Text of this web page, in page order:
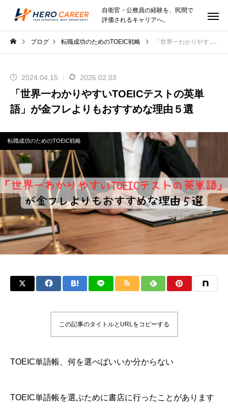
自衛官・公務員の経験を、民間で
評価されるキャリアへ。
ブログ 転職成功のためのTOEIC戦略 「世界一わかりやすいTOEICテストの英単語」が金フレよりもおすすめな理由５選
2024.04.15 2026.02.03
「世界一わかりやすいTOEICテストの英単
語」が金フレよりもおすすめな理由５選
転職成功のためのTOEIC戦略
この記事のタイトルとURLをコピーする
TOEIC単語帳、何を選べばいいか分からない
TOEIC単語帳を選ぶために書店に行ったことがあります